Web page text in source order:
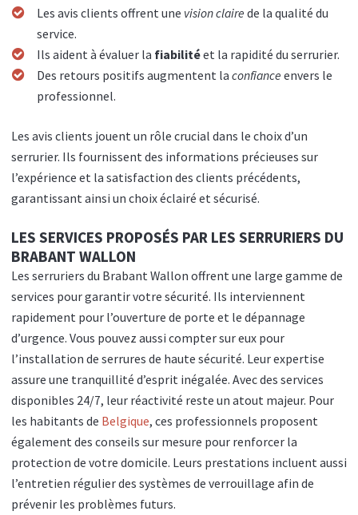
Les avis clients offrent une vision claire de la qualité du
service.
Ils aident à évaluer la fiabilitéet la rapidité du serrurier.
Des retours positifs augmentent la confiance envers le
professionnel.
Les avis clients jouent un rôle crucial dans le choix d’un
serrurier. Ils fournissent des informations précieuses sur
l’expérience et la satisfaction des clients précédents,
garantissant ainsi un choix éclairé et sécurisé.
LES SERVICES PROPOSÉS PAR LES SERRURIERS DU
BRABANT WALLON
Les serruriers du Brabant Wallon offrent une large gamme de
services pour garantir votre sécurité. Ils interviennent
rapidement pour l’ouverture de porte et le dépannage
d’urgence. Vous pouvez aussi compter sur eux pour
l’installation de serrures de haute sécurité. Leur expertise
assure une tranquillité d’esprit inégalée. Avec des services
disponibles 24/7, leur réactivité reste un atout majeur. Pour
les habitants de Belgique, ces professionnels proposent
également des conseils sur mesure pour renforcer la
protection de votre domicile. Leurs prestations incluent aussi
l’entretien régulier des systèmes de verrouillage afin de
prévenir les problèmes futurs.